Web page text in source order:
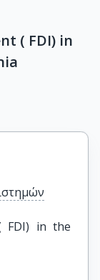
( FDI) in
FDI) in the